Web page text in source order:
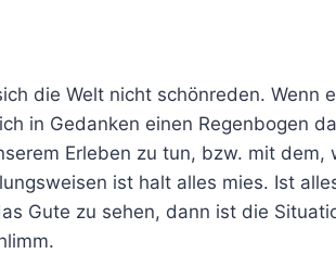
die Welt nicht schönreden.
in Gedanken einen Regenbogen
Erleben zu tun, bzw. mit
ist halt alles mies. Ist
Gute zu sehen, dann ist die